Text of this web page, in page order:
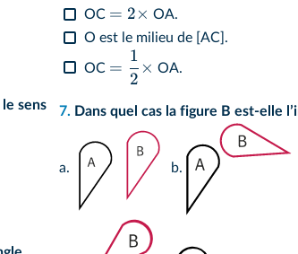
sens
OC = 2× OA.
O est le milieu de [AC].
OC =
2
1
× OA.
7. Dans quel cas la figure B est-elle
a. b.